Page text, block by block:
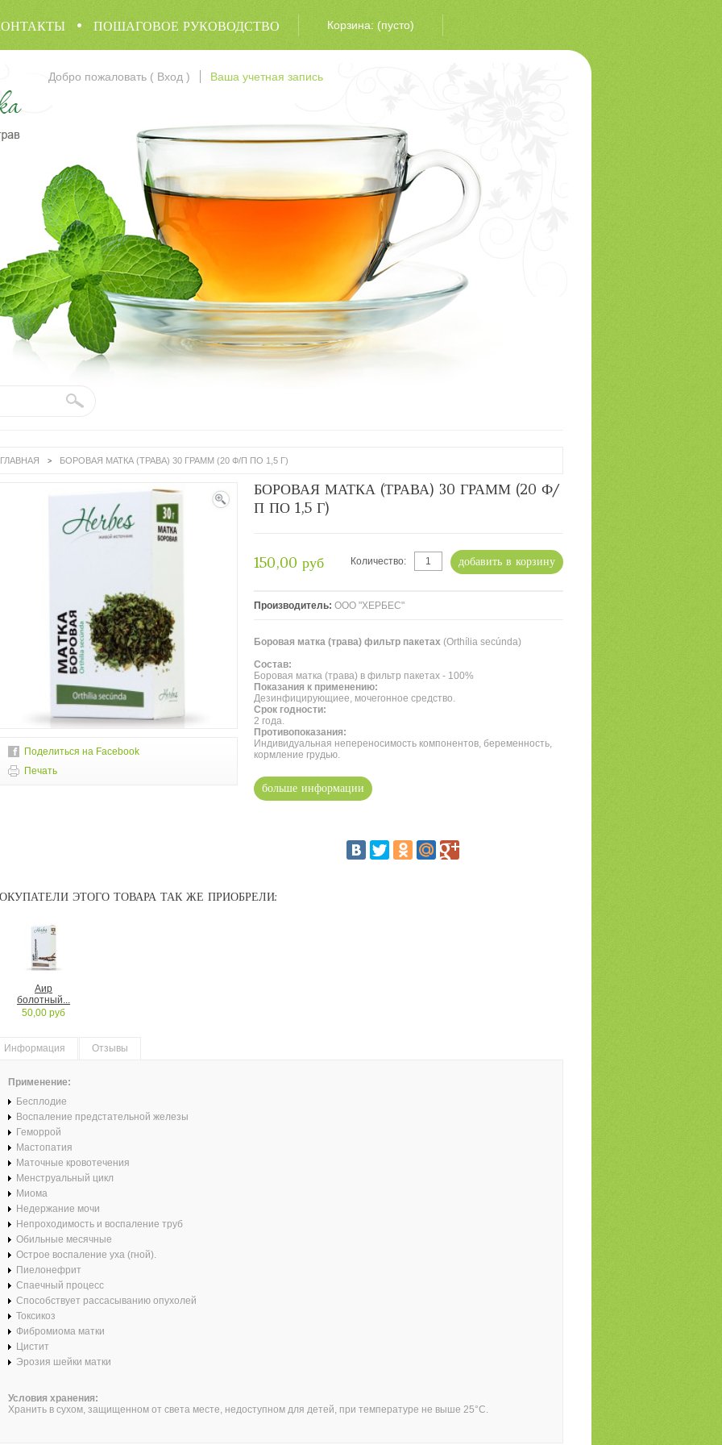
Корзина: (пусто)
Добро пожаловать ( Вход ) Ваша учетная запись
ПОШАГОВОЕ РУКОВОДСТВО
ГЛАВНАЯ > БОРОВАЯ МАТКА (ТРАВА) 30 ГРАММ (20 Ф/П ПО 1,5 Г)
Поделиться на Facebook
Печать
БОРОВАЯ МАТКА (ТРАВА) 30 ГРАММ (20 Ф/
П ПО 1,5 Г)
150,00 руб добавить в корзину
Количество:
Производитель: ООО "ХЕРБЕС"
Боровая матка (трава) фильтр пакетах (Orthília secúnda)
Состав:
Боровая матка (трава) в фильтр пакетах - 100%
Показания к применению:
Дезинфицирующиее, мочегонное средство.
Срок годности:
2 года.
Противопоказания:
Индивидуальная непереносимость компонентов, беременность,
кормление грудью.
больше информации
ЭТОГО ТОВАРА ТАК ЖЕ ПРИОБРЕЛИ:
Аир
болотный...
50,00 руб
Информация Отзывы
Применение:
Бесплодие
Воспаление предстательной железы
Геморрой
Мастопатия
Маточные кровотечения
Менструальный цикл
Миома
Недержание мочи
Непроходимость и воспаление труб
Обильные месячные
Острое воспаление уха (гной).
Пиелонефрит
Спаечный процесс
Способствует рассасыванию опухолей
Токсикоз
Фибромиома матки
Цистит
Эрозия шейки матки
Условия хранения:
Хранить в сухом, защищенном от света месте, недоступном для детей, при температуре не выше 25°С.